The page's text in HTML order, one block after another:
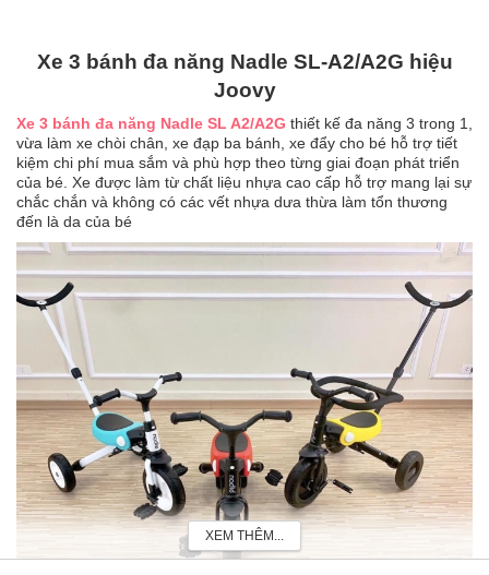
Xe 3 bánh đa năng Nadle SL-A2/A2G hiệu
Joovy
Xe 3 bánh đa năng Nadle SL A2/A2G thiết kế đa năng 3 trong 1,
vừa làm xe chòi chân, xe đạp ba bánh, xe đẩy cho bé hỗ trợ tiết
kiệm chi phí mua sắm và phù hợp theo từng giai đoạn phát triển
của bé. Xe được làm từ chất liệu nhựa cao cấp hỗ trợ mang lại sự
chắc chắn và không có các vết nhựa dưa thừa làm tổn thương
đến là da của bé
XEM THÊM...